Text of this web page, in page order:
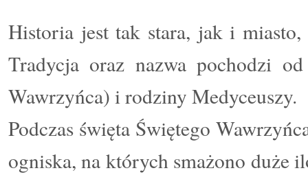
Historia jest tak stara, jak i
Tradycja oraz nazwa pochodzi
Wawrzyńca) i rodziny Medyceuszy.
Podczas święta Świętego
ogniska, na których smażono duże